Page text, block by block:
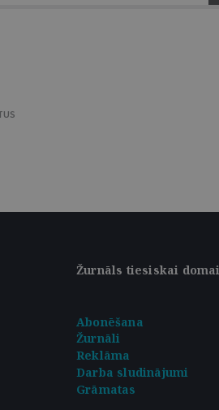
Žurnāls tiesiskai
Abonēšana
Žurnāli
Reklāma
Darba sludinājumi
Grāmatas